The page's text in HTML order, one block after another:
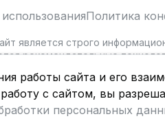
Политика
является строго
рекомендательные
работы сайта и его
с сайтом, вы
персональных